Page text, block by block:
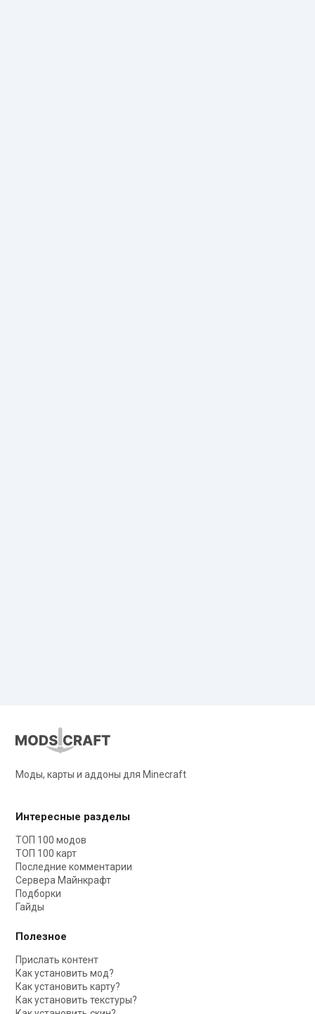
Моды, карты и аддоны для Minecraft
Интересные разделы
ТОП 100 модов
ТОП 100 карт
Последние комментарии
Сервера Майнкрафт
Подборки
Гайды
Полезное
Прислать контент
Как установить мод?
Как установить карту?
Как установить текстуры?